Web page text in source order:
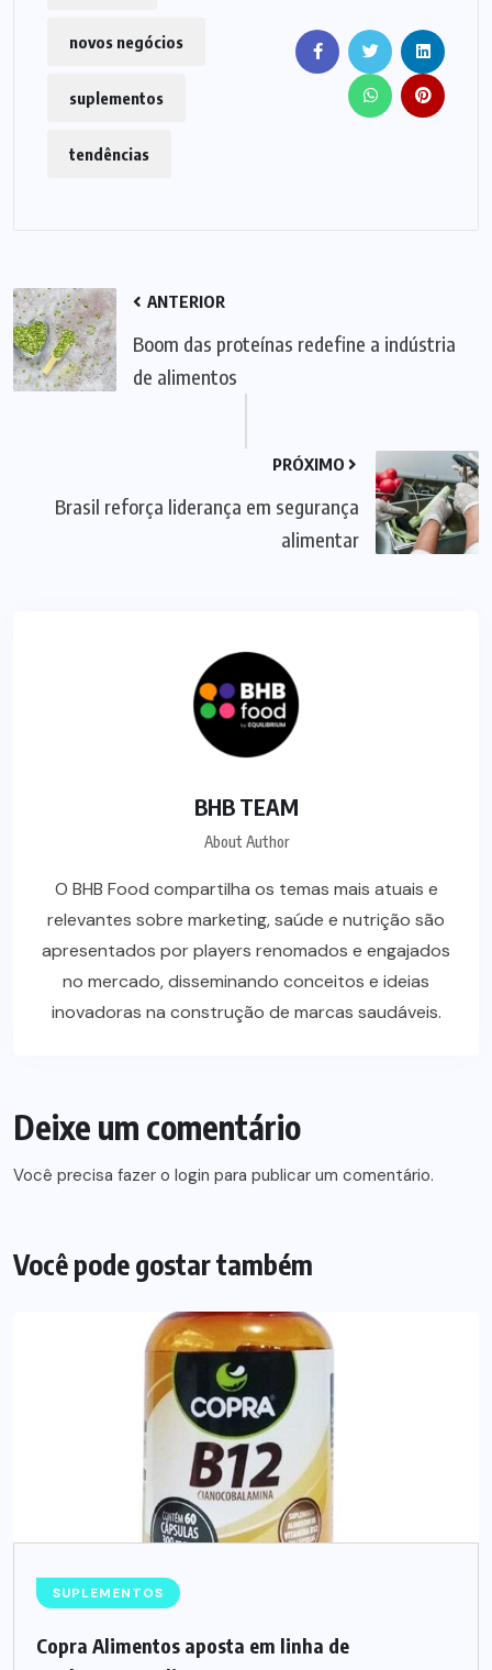
novos negócios
suplementos
tendências
ANTERIOR
Boom das proteínas redefine a indústria
de alimentos
PRÓXIMO
Brasil reforça liderança em segurança
alimentar
BHB TEAM
About Author
O BHB Food compartilha os temas mais atuais e
relevantes sobre marketing, saúde e nutrição são
apresentados por players renomados e engajados
no mercado, disseminando conceitos e ideias
inovadoras na construção de marcas saudáveis.
Deixe um comentário
Você precisa fazer o login para publicar um comentário.
Você pode gostar também
SUPLEMENTOS
Copra Alimentos aposta em linha de